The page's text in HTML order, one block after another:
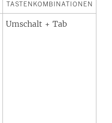
TASTENKOMBINATIONEN
Umschalt + Tab